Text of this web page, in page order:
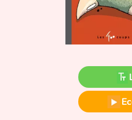
Princesses et princes, rois,
Héroïnes et héros
Écologie, nature, saisons